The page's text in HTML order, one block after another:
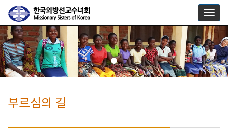
부르심의 길